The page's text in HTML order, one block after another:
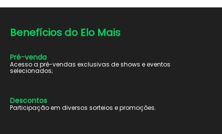
Benefícios do Elo Mais
Pré-venda
Acesso a pré-vendas exclusivas de shows e eventos
selecionados;
Descontos
Participação em diversos sorteios e promoções.